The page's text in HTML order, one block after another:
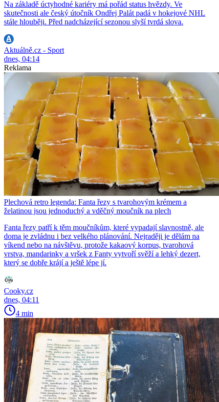
Na základě úctyhodné kariéry má pořád status hvězdy. Ve
skutečnosti ale český útočník Ondřej Palát padá v hokejové NHL
stále hlouběji. Před nadcházející sezonou slyší tvrdá slova.
Aktuálně.cz - Sport
dnes, 04:14
Reklama
Plechová retro legenda: Fanta řezy s tvarohovým krémem a
želatinou jsou jednoduchý a vděčný moučník na plech
Fanta řezy patří k těm moučníkům, které vypadají slavnostně, ale
doma je zvládnu i bez velkého plánování. Nejraději je dělám na
víkend nebo na návštěvu, protože kakaový korpus, tvarohová
vrstva, mandarinky a vršek z Fanty vytvoří svěží a lehký dezert,
který se dobře krájí a ještě lépe jí.
Cooky.cz
dnes, 04:11
4 min